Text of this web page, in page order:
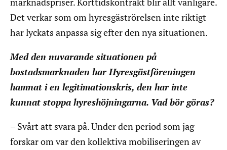
Det verkar som om hyresgäströrelsen inte riktigt
har lyckats anpassa sig efter den nya situationen.
Med den nuvarande situationen på
bostadsmarknaden har Hyresgästföreningen
hamnat i en legitimationskris, den har inte
kunnat stoppa hyreshöjningarna. Vad bör göras?
– Svårt att svara på. Under den period som jag
forskar om var den kollektiva mobiliseringen av